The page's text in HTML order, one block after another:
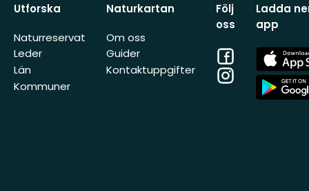
Utforska
Naturreservat
Leder
Län
Kommuner
Naturkartan
Om oss
Guider
Kontaktuppgifter
Följ
oss
Facebook
Instagram
Ladda
app
App
Store
App
Store